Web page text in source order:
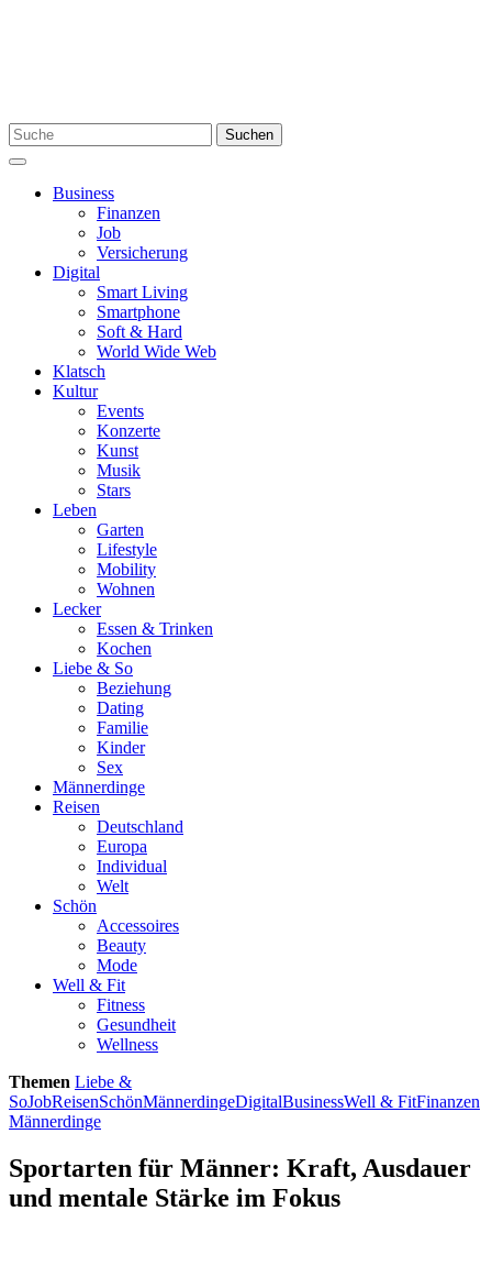
Search
for:
Suchen
Menu
Business
Finanzen
Job
Versicherung
Digital
Smart Living
Smartphone
Soft & Hard
World Wide Web
Klatsch
Kultur
Events
Konzerte
Kunst
Musik
Stars
Leben
Garten
Lifestyle
Mobility
Wohnen
Lecker
Essen & Trinken
Kochen
Liebe & So
Beziehung
Dating
Familie
Kinder
Sex
Männerdinge
Reisen
Deutschland
Europa
Individual
Welt
Schön
Accessoires
Beauty
Mode
Well & Fit
Fitness
Gesundheit
Wellness
Themen Liebe &
SoJobReisenSchönMännerdingeDigitalBusinessWell & FitFinanzen
Männerdinge
Sportarten für Männer: Kraft, Ausdauer
und mentale Stärke im Fokus